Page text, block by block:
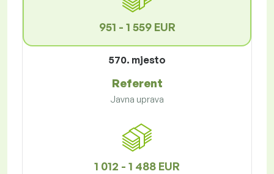
951 - 1 559 EUR
570. mjesto
Referent
Javna uprava
1 012 - 1 488 EUR